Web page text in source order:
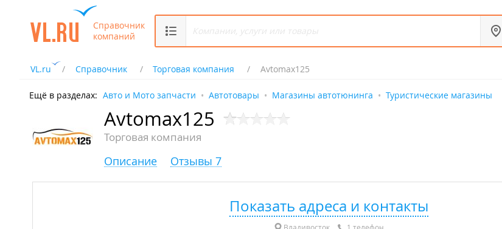
Справочник
компаний
VL.ru Справочник Торговая компания Avtomax125
Ещё в разделах: Авто и Мото запчасти Автотовары Магазины автотюнинга Туристические магазины
Avtomax125
Торговая компания
Описание Отзывы 7
Показать адреса и контакты